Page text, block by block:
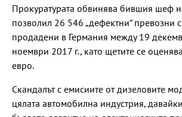
Прокуратурата обвинява бившия шеф
позволил 26 546 „дефектни“ превозни
продадени в Германия между 19
ноември 2017 г., като щетите се
евро.
Скандалът с емисиите от дизеловите
цялата автомобилна индустрия,